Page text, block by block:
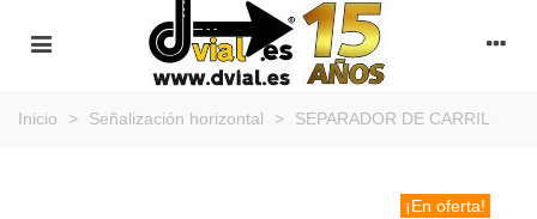
Inicio > Señalización horizontal > SEPARADOR DE CARRIL
¡En oferta!